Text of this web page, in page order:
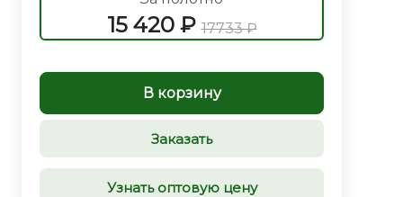
15 420 ₽ 17733 ₽
В корзину
Заказать
Узнать оптовую цену